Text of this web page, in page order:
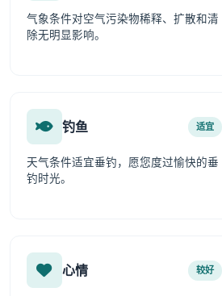
气象条件对空气污染物稀释、扩散和清
除无明显影响。
钓鱼 适宜
天气条件适宜垂钓，愿您度过愉快的垂
钓时光。
心情 较好